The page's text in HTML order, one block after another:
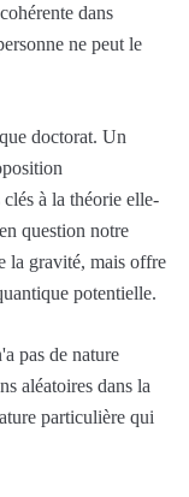
dans
ne peut le
doctorat. Un
à la théorie elle-
question notre
la gravité, mais offre
potentielle.
pas de nature
aléatoires dans la
particulière qui